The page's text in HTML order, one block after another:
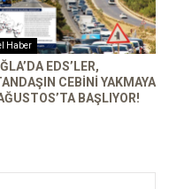
Haber
EDS’LER,
CEBINI YAKMAYA
BAŞLIYOR!